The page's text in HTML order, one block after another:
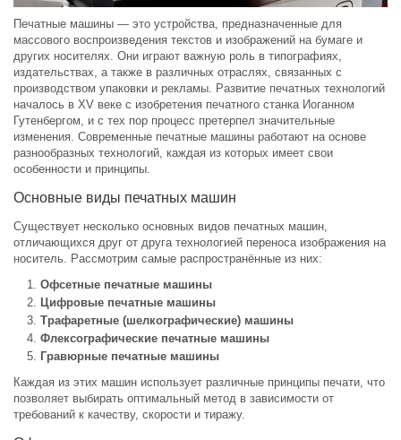
Печатные машины — это устройства, предназначенные для
массового воспроизведения текстов и изображений на бумаге и
других носителях. Они играют важную роль в типографиях,
издательствах, а также в различных отраслях, связанных с
производством упаковки и рекламы. Развитие печатных технологий
началось в XV веке с изобретения печатного станка Иоганном
Гутенбергом, и с тех пор процесс претерпел значительные
изменения. Современные печатные машины работают на основе
разнообразных технологий, каждая из которых имеет свои
особенности и принципы.
Основные виды печатных машин
Существует несколько основных видов печатных машин,
отличающихся друг от друга технологией переноса изображения на
носитель. Рассмотрим самые распространённые из них:
Офсетные печатные машины
Цифровые печатные машины
Трафаретные (шелкографические) машины
Флексографические печатные машины
Гравюрные печатные машины
Каждая из этих машин использует различные принципы печати, что
позволяет выбирать оптимальный метод в зависимости от
требований к качеству, скорости и тиражу.